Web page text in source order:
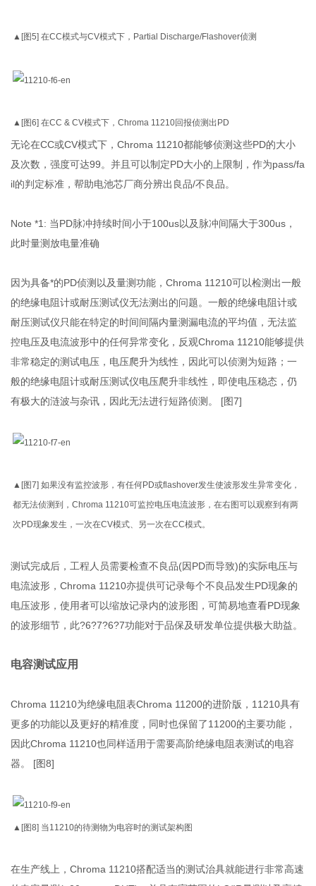
▲[图5] 在CC模式与CV模式下，Partial Discharge/Flashover侦测
▲[图6] 在CC & CV模式下，Chroma 11210回报侦测出PD
无论在CC或CV模式下，Chroma 11210都能够侦测这些PD的大小
及次数，强度可达99。并且可以制定PD大小的上限制，作为pass/fa
il的判定标准，帮助电池芯厂商分辨出良品/不良品。
Note *1: 当PD脉冲持续时间小于100us以及脉冲间隔大于300us，
此时量测放电量准确
因为具备*的PD侦测以及量测功能，Chroma 11210可以检测出一般
的绝缘电阻计或耐压测试仪无法测出的问题。一般的绝缘电阻计或
耐压测试仪只能在特定的时间间隔内量测漏电流的平均值，无法监
控电压及电流波形中的任何异常变化，反观Chroma 11210能够提供
非常稳定的测试电压，电压爬升为线性，因此可以侦测为短路；一
般的绝缘电阻计或耐压测试仪电压爬升非线性，即使电压稳态，仍
有极大的涟波与杂讯，因此无法进行短路侦测。 [图7]
▲[图7] 如果没有监控波形，有任何PD或flashover发生使波形发生异常变化，
都无法侦测到，Chroma 11210可监控电压电流波形，在右图可以观察到有两
次PD现象发生，一次在CV模式、另一次在CC模式。
测试完成后，工程人员需要检查不良品(因PD而导致)的实际电压与
电流波形，Chroma 11210亦提供可记录每个不良品发生PD现象的
电压波形，使用者可以缩放记录内的波形图，可简易地查看PD现象
的波形细节，此?6?7?6?7功能对于品保及研发单位提供极大助益。
电容测试应用
Chroma 11210为绝缘电阻表Chroma 11200的进阶版，11210具有
更多的功能以及更好的精准度，同时也保留了11200的主要功能，
因此Chroma 11210也同样适用于需要高阶绝缘电阻表测试的电容
器。 [图8]
▲[图8] 当11210的待测物为电容时的测试架构图
在生产线上，Chroma 11210搭配适当的测试治具就能进行非常高速